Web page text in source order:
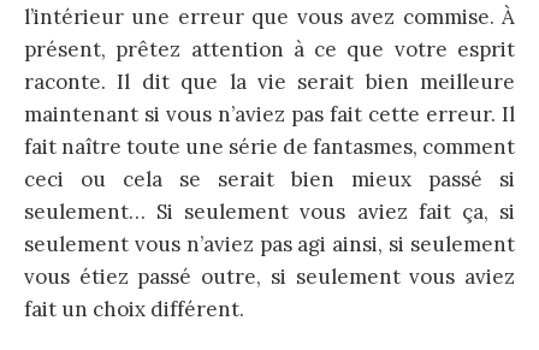
l’intérieur une erreur que vous avez commise. À
présent, prêtez attention à ce que votre esprit
raconte. Il dit que la vie serait bien meilleure
maintenant si vous n’aviez pas fait cette erreur. Il
fait naître toute une série de fantasmes, comment
ceci ou cela se serait bien mieux passé si
seulement… Si seulement vous aviez fait ça, si
seulement vous n’aviez pas agi ainsi, si seulement
vous étiez passé outre, si seulement vous aviez
fait un choix différent.